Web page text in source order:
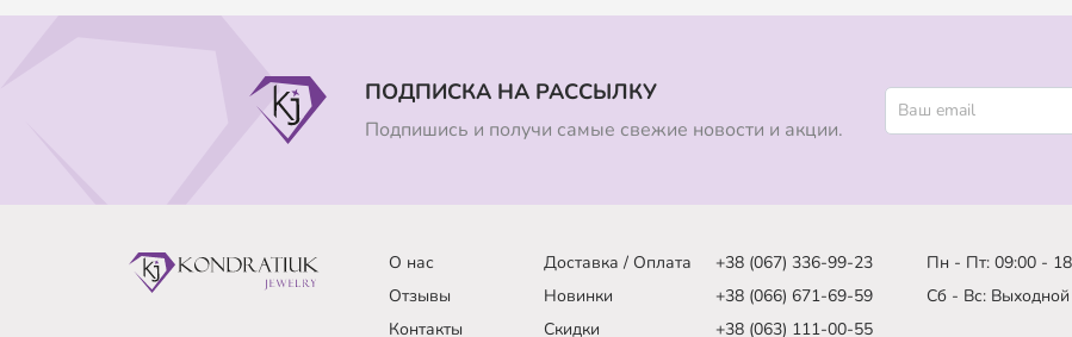
ПОДПИСКА НА РАССЫЛКУ
Подпишись и получи самые свежие новости и акции.
О нас
Доставка / Оплата
Отзывы
Новинки
Контакты
Скидки
+38 (067) 336-99-23
+38 (066) 671-69-59
+38 (063) 111-00-55
Пн - Пт: 09:00 -
Сб - Вс: Выходной